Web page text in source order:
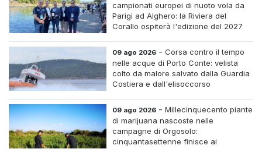
campionati europei di nuoto vola da
Parigi ad Alghero: la Riviera del
Corallo ospiterà l'edizione del 2027
09 ago 2026 -Corsa contro il tempo
nelle acque di Porto Conte: velista
colto da malore salvato dalla Guardia
Costiera e dall'elisoccorso
09 ago 2026 -Millecinquecento piante
di marijuana nascoste nelle
campagne di Orgosolo:
cinquantasettenne finisce ai